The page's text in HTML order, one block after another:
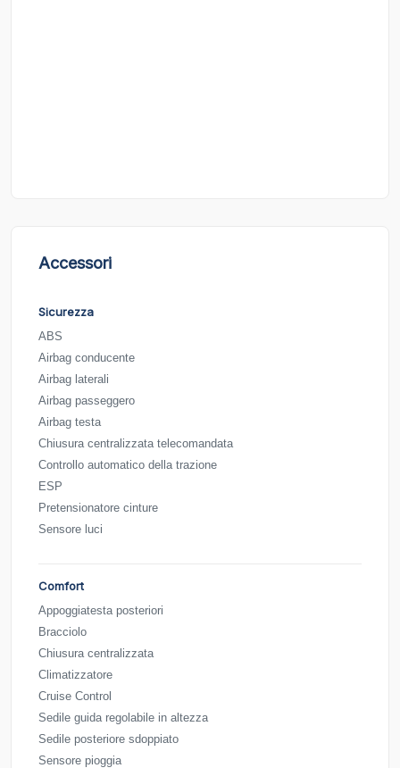
Accessori
Sicurezza
ABS
Airbag conducente
Airbag laterali
Airbag passeggero
Airbag testa
Chiusura centralizzata telecomandata
Controllo automatico della trazione
ESP
Pretensionatore cinture
Sensore luci
Comfort
Appoggiatesta posteriori
Bracciolo
Chiusura centralizzata
Climatizzatore
Cruise Control
Sedile guida regolabile in altezza
Sedile posteriore sdoppiato
Sensore pioggia